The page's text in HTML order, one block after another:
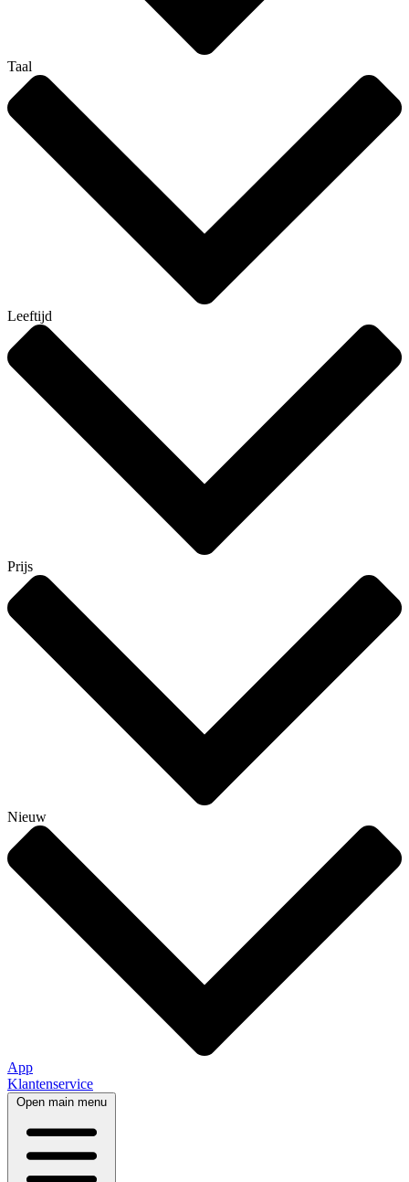
Taal
Leeftijd
Prijs
Nieuw
App
Klantenservice
Open main menu